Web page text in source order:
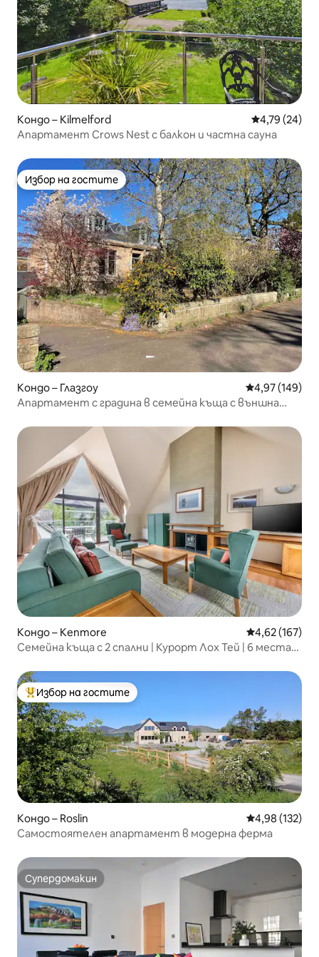
Кондо – Kilmelford Средна
4,79 (24)
Апартамент Crows Nest с балкон и частна сауна
Избор на гостите
Избор на гостите
Кондо – Глазгоу Средна
4,97 (149)
Апартамент с градина в семейна къща с външна
Кондо – Kenmore Средна
4,62 (167)
Семейна къща с 2 спални | Курорт Лох Тей | 6 места
Най-популярен избор на гостите
Избор на гостите
Кондо – Roslin Средна
4,98 (132)
Самостоятелен апартамент в модерна ферма
Супердомакин
Супердомакин